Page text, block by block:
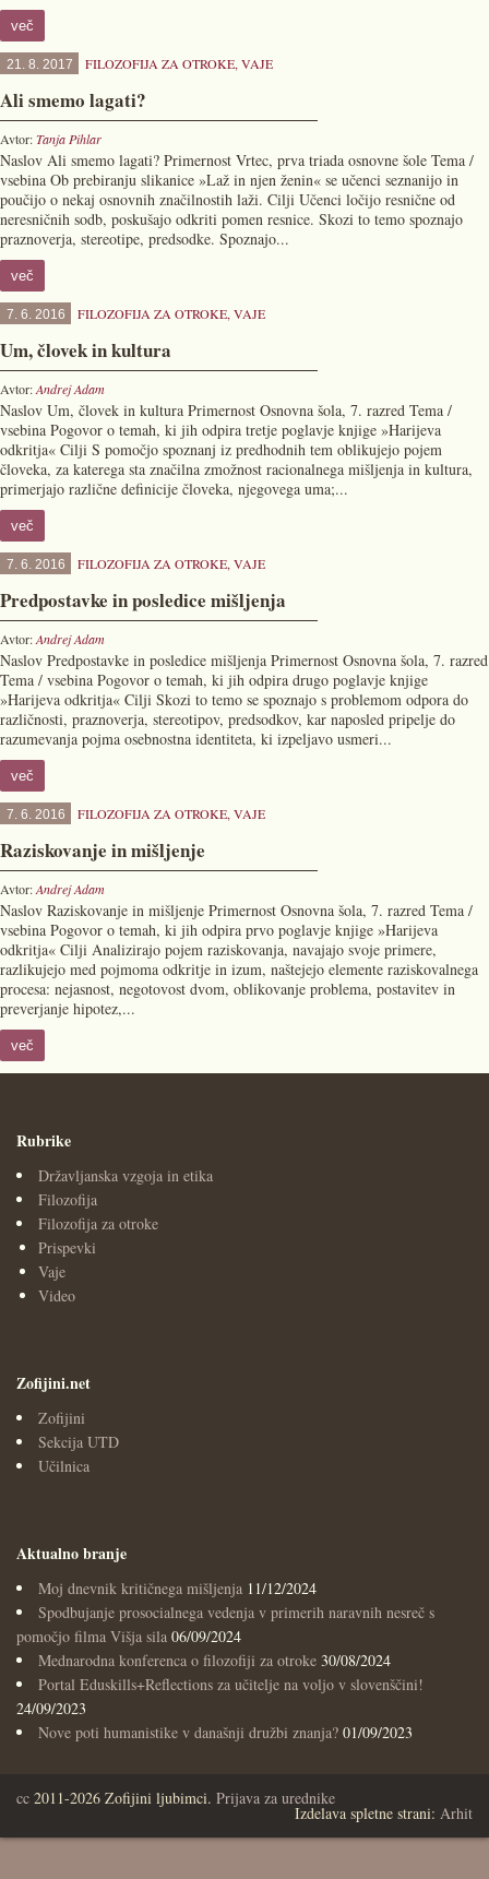
več
21. 8. 2017 FILOZOFIJA ZA OTROKE, VAJE
Ali smemo lagati?
Avtor:Tanja Pihlar
Naslov Ali smemo lagati? Primernost Vrtec, prva triada osnovne šole Tema /
vsebina Ob prebiranju slikanice »Laž in njen ženin« se učenci seznanijo in
poučijo o nekaj osnovnih značilnostih laži. Cilji Učenci ločijo resnične od
neresničnih sodb, poskušajo odkriti pomen resnice. Skozi to temo spoznajo
praznoverja, stereotipe, predsodke. Spoznajo...
več
7. 6. 2016 FILOZOFIJA ZA OTROKE, VAJE
Um, človek in kultura
Avtor:Andrej Adam
Naslov Um, človek in kultura Primernost Osnovna šola, 7. razred Tema /
vsebina Pogovor o temah, ki jih odpira tretje poglavje knjige »Harijeva
odkritja« Cilji S pomočjo spoznanj iz predhodnih tem oblikujejo pojem
človeka, za katerega sta značilna zmožnost racionalnega mišljenja in kultura,
primerjajo različne definicije človeka, njegovega uma;...
več
7. 6. 2016 FILOZOFIJA ZA OTROKE, VAJE
Predpostavke in posledice mišljenja
Avtor:Andrej Adam
Naslov Predpostavke in posledice mišljenja Primernost Osnovna šola, 7. razred
Tema / vsebina Pogovor o temah, ki jih odpira drugo poglavje knjige
»Harijeva odkritja« Cilji Skozi to temo se spoznajo s problemom odpora do
različnosti, praznoverja, stereotipov, predsodkov, kar naposled pripelje do
razumevanja pojma osebnostna identiteta, ki izpeljavo usmeri...
več
7. 6. 2016 FILOZOFIJA ZA OTROKE, VAJE
Raziskovanje in mišljenje
Avtor:Andrej Adam
Naslov Raziskovanje in mišljenje Primernost Osnovna šola, 7. razred Tema /
vsebina Pogovor o temah, ki jih odpira prvo poglavje knjige »Harijeva
odkritja« Cilji Analizirajo pojem raziskovanja, navajajo svoje primere,
razlikujejo med pojmoma odkritje in izum, naštejejo elemente raziskovalnega
procesa: nejasnost, negotovost dvom, oblikovanje problema, postavitev in
preverjanje hipotez,...
več
Rubrike
Državljanska vzgoja in etika
Filozofija
Filozofija za otroke
Prispevki
Vaje
Video
Zofijini.net
Zofijini
Sekcija UTD
Učilnica
Aktualno branje
Moj dnevnik kritičnega mišljenja 11/12/2024
Spodbujanje prosocialnega vedenja v primerih naravnih nesreč s
pomočjo filma Višja sila 06/09/2024
Mednarodna konferenca o filozofiji za otroke 30/08/2024
Portal Eduskills+Reflections za učitelje na voljo v slovenščini!
24/09/2023
Nove poti humanistike v današnji družbi znanja? 01/09/2023
cc 2011-2026 Zofijini ljubimci. Prijava za urednike
Izdelava spletne strani: Arhit